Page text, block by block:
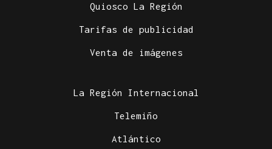
Quiosco La Región
Tarifas de publicidad
Venta de imágenes
La Región Internacional
Telemiño
Atlántico